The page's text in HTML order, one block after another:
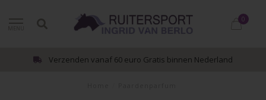
0
Verzenden vanaf 60 euro Gratis binnen Nederland